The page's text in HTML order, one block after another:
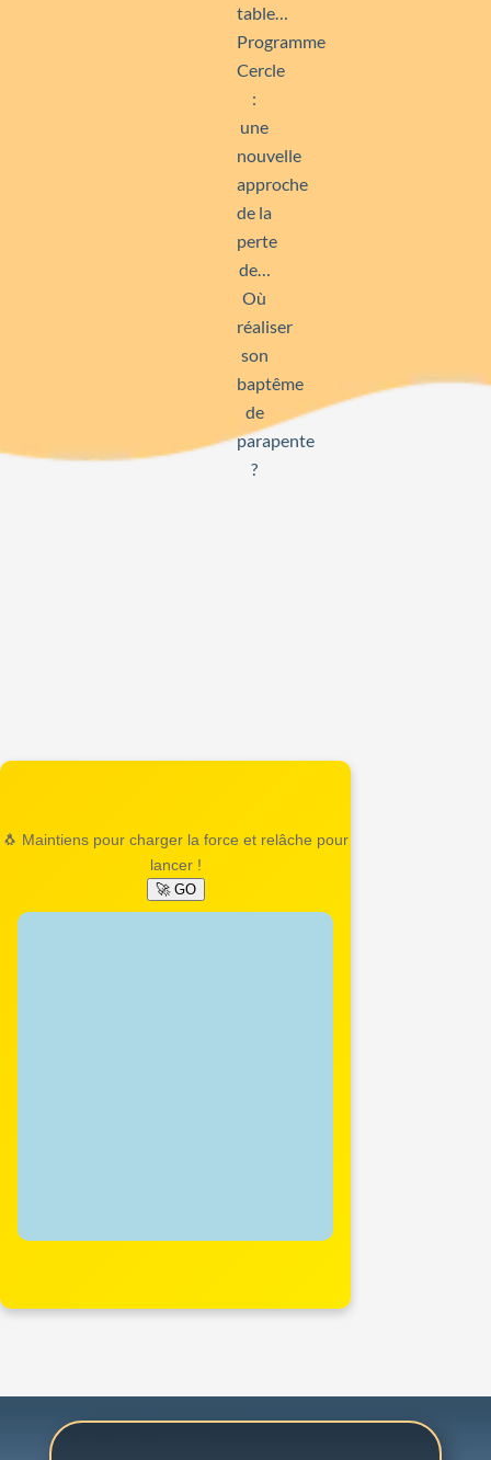
table…
Programme
Cercle
:
une
nouvelle
approche
de la
perte
de…
Où
réaliser
son
baptême
de
parapente
?
🐧 Maintiens pour charger la force et relâche pour
lancer !
🚀 GO